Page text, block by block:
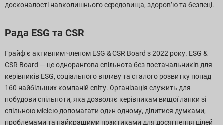
досконалості навколишнього середовища, здоров’ю та безпеці.
Рада ESG та CSR
Грайф є активним членом ESG & CSR Board з 2022 року. ESG &
CSR Board — це однорангова спільнота без постачальників для
керівників ESG, соціального впливу та сталого розвитку понад
160 найбільших компаній світу. Організація служить для
побудови спільноти, яка дозволяє керівникам вищої ланки зі
спільною місією допомагати один одному, ділитися думками,
проблемами та найкращими практиками для досягнення цілей